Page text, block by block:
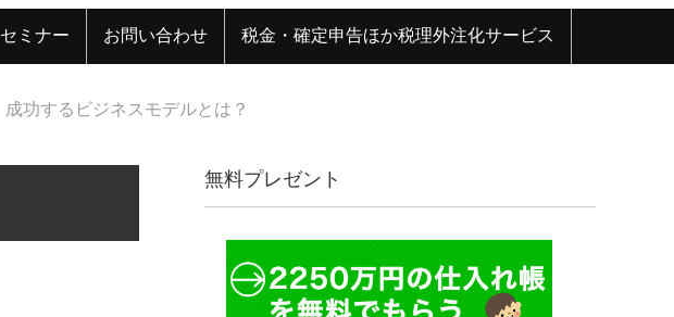
セミナー お問い合わせ 税金・確定申告ほか税理外注化サービス
成功するビジネスモデルとは？
無料プレゼント